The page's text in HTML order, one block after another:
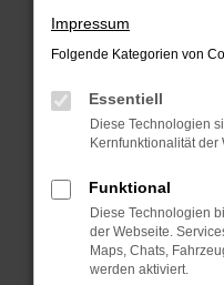
Fehler:
Beim Laden ist ein
Hier sind ein paar
Überprüfe
Laden andere
deine
Prüfe deine
Impressum
Folgende Kategorien von
Essentiell
Diese Technologien
Kernfunktionalität
Funktional
Diese Technologien
der Webseite.
Maps, Chats,
werden aktiviert.